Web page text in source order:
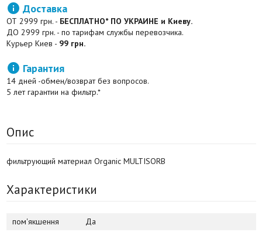
 Доставка
ОТ 2999 грн. - БЕСПЛАТНО* ПО УКРАИНЕ и Киеву.
ДО 2999 грн. - по тарифам службы перевозчика.
Курьер Киев - 99 грн.
 Гарантия
14 дней -обмен/возврат без вопросов.
5 лет гарантии на фильтр.*
Опис
фильтрующий материал Organic MULTISORB
Характеристики
пом'якшення
Да